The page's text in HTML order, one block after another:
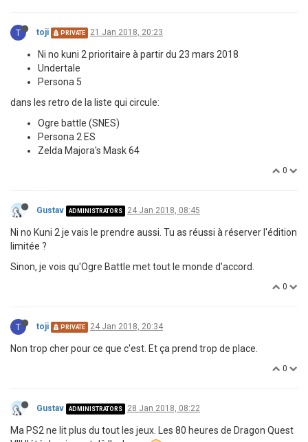
T toji PRIVATE 21 Jan 2018, 20:23
Ni no kuni 2 prioritaire à partir du 23 mars 2018
Undertale
Persona 5
dans les retro de la liste qui circule:
Ogre battle (SNES)
Persona 2 ES
Zelda Majora's Mask 64
0
Gustav ADMINISTRATORS 24 Jan 2018, 08:45
Ni no Kuni 2 je vais le prendre aussi. Tu as réussi à réserver l'édition
limitée ?
Sinon, je vois qu'Ogre Battle met tout le monde d'accord.
0
T toji PRIVATE 24 Jan 2018, 20:34
Non trop cher pour ce que c'est. Et ça prend trop de place.
0
Gustav ADMINISTRATORS 28 Jan 2018, 08:22
Ma PS2 ne lit plus du tout les jeux. Les 80 heures de Dragon Quest